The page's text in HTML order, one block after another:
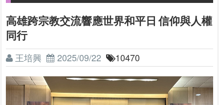
高雄跨宗教交流響應世界和平日 信仰與人權
同行
王培興 2025/09/22 10470